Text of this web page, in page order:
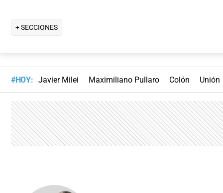
+ SECCIONES
#HOY: Javier Milei Maximiliano Pullaro Colón Unión